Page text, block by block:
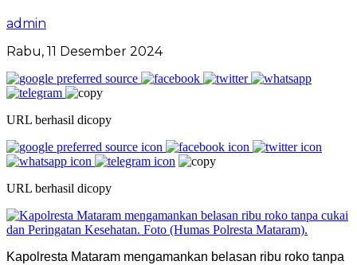
admin
Rabu, 11 Desember 2024
URL berhasil dicopy
URL berhasil dicopy
Kapolresta Mataram mengamankan belasan ribu roko tanpa